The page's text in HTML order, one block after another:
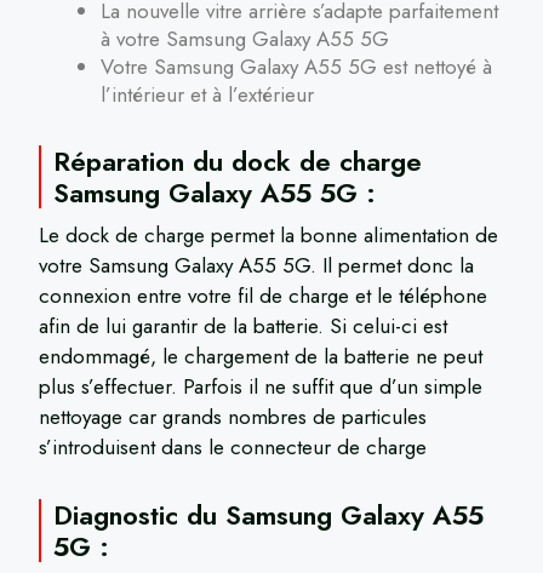
La nouvelle vitre arrière s’adapte parfaitement
à votre Samsung Galaxy A55 5G
Votre Samsung Galaxy A55 5G est nettoyé à
l’intérieur et à l’extérieur
Réparation du dock de charge
Samsung Galaxy A55 5G :
Le dock de charge permet la bonne alimentation de
votre Samsung Galaxy A55 5G. Il permet donc la
connexion entre votre fil de charge et le téléphone
afin de lui garantir de la batterie. Si celui-ci est
endommagé, le chargement de la batterie ne peut
plus s’effectuer. Parfois il ne suffit que d’un simple
nettoyage car grands nombres de particules
s’introduisent dans le connecteur de charge
Diagnostic du Samsung Galaxy A55
5G :